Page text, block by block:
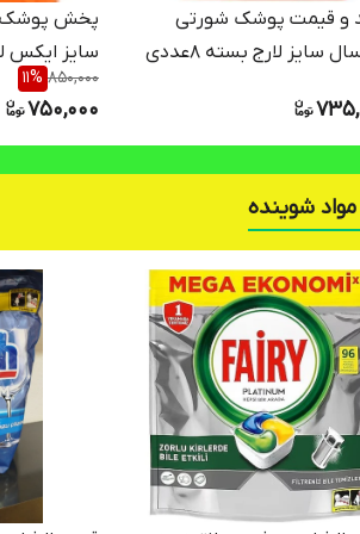
و قیمت پوشک شورتی
بزرگسال سایز لارج بسته 8عددی
به خواست مشتری)
پخش پوشک
عددی جان
موجود است)
850,000
11%
750,000
مواد شوینده